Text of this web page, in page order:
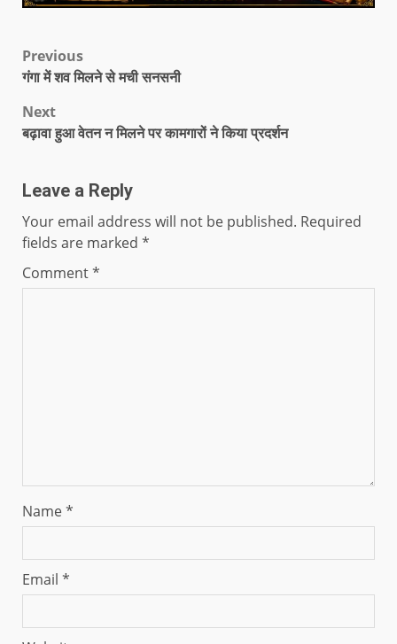
Previous
गंगा में शव मिलने से मची सनसनी
Next
बढ़ावा हुआ वेतन न मिलने पर कामगारों ने किया प्रदर्शन
Leave a Reply
Your email address will not be published. Required
fields are marked *
Comment*
Name*
Email *